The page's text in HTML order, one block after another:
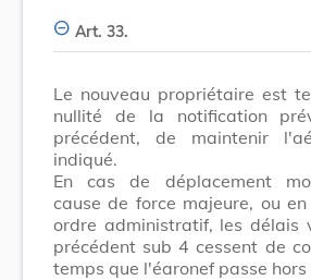
Art. 33.
Le nouveau propriétaire est
nullité de la notification
précédent, de maintenir
indiqué.
En cas de déplacement
cause de force majeure, ou
ordre administratif, les délais
précédent sub 4 cessent de
temps que l'éaronef passe